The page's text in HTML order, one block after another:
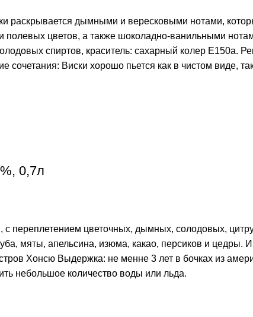
раскрывается дымными и вересковыми нотами,
цветов, а также шоколадно-ванильными
спиртов, краситель: сахарный колер Е150а.
Виски хорошо пьется как в чистом виде,
0,7л
переплетением цветочных, дымных, солодовых,
мяты, апельсина, изюма, какао, персиков и цедры.
Хонсю Выдержка: не менне 3 лет в бочках из
небольшое количество воды или льда.